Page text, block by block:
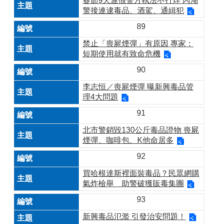
警接連逮毒品、酒駕、通緝犯
89
禁止「喪屍煙彈」有原因 專家：
短期使用就有致命危機
90
李志恒／喪屍煙彈 曝新興毒品管
理4大問題
91
北市警銷毀130公斤毒品證物 喪屍
煙彈、咖啡包、K他命居多
92
買哈根達斯裡面裝毒品？民眾網購
氣炸檢舉 助警破獲販毒集團
93
新興毒品氾濫 引發治安問題！